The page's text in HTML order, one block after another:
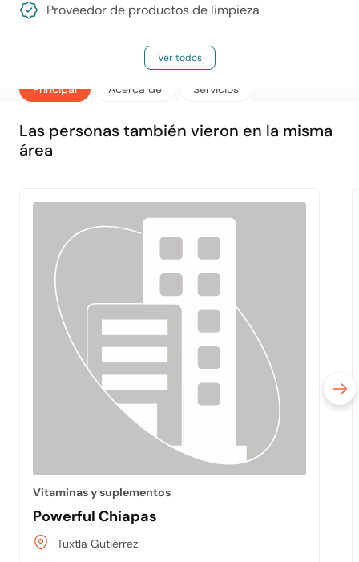
Principal Acerca de Servicios
Proveedor de productos de limpieza
Ver todos
Las personas también vieron en la misma
área
Vitaminas y suplementos
Powerful Chiapas
Tuxtla Gutiérrez